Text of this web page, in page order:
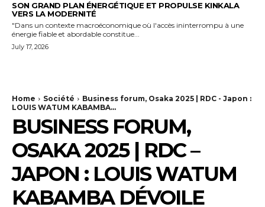
SON GRAND PLAN ÉNERGÉTIQUE ET PROPULSE KINKALA
VERS LA MODERNITÉ
"Dans un contexte macroéconomique où l'accès ininterrompu à une
énergie fiable et abordable constitue...
July 17, 2026